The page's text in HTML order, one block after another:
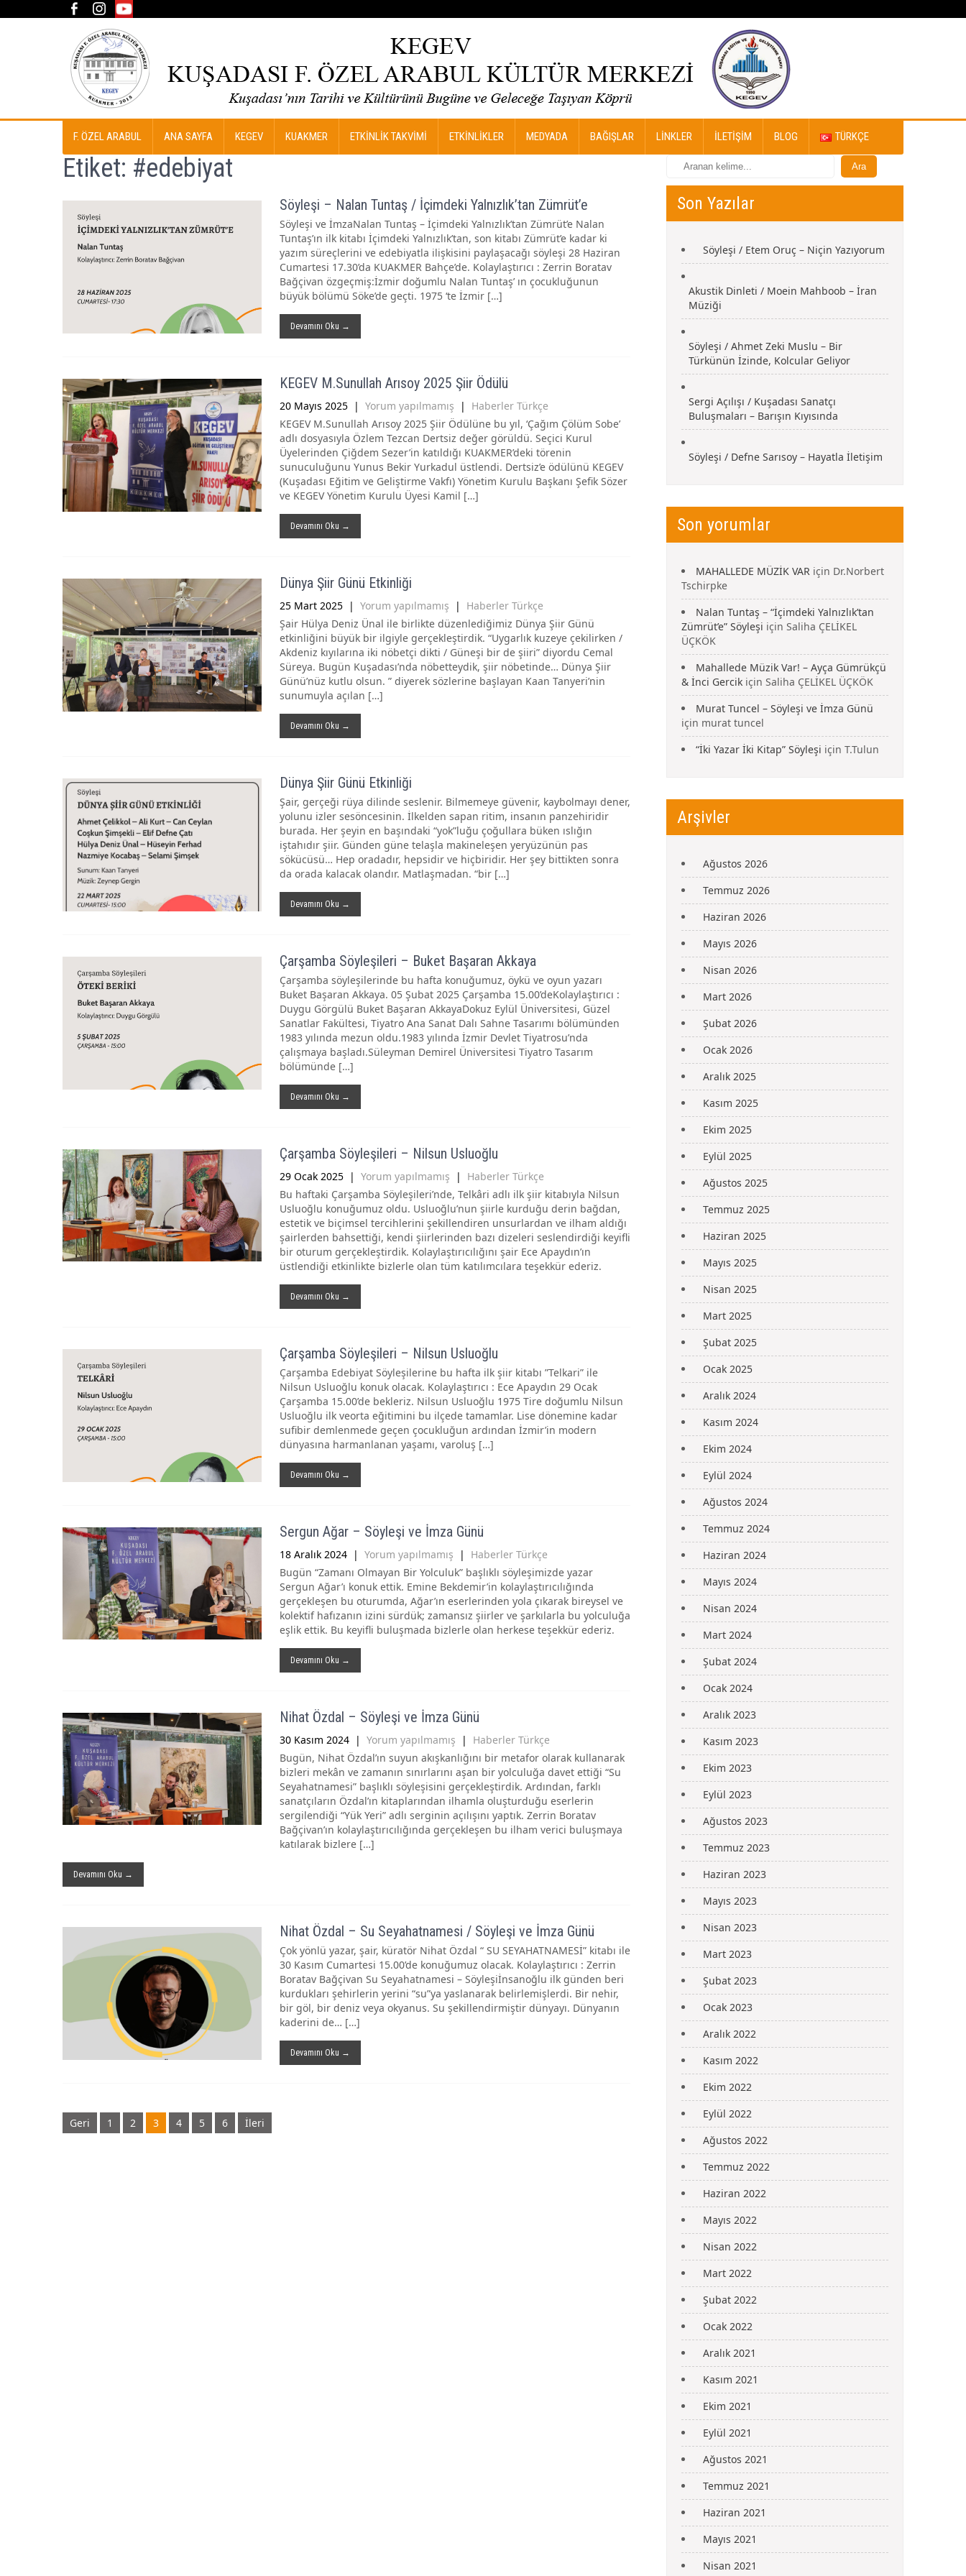
F. ÖZEL ARABUL ANA SAYFA KEGEV KUAKMER ETKİNLİK TAKVİMİ ETKİNLİKLER MEDYADA BAĞIŞLAR LINKLER İLETIŞIM BLOG TÜRKÇE
Etiket: #edebiyat
Söyleşi – Nalan Tuntaş / İçimdeki Yalnızlık’tan Zümrüt’e
Söyleşi ve İmzaNalan Tuntaş – İçimdeki Yalnızlık’tan Zümrüt’e Nalan
Tuntaş’ın ilk kitabı İçimdeki Yalnızlık’tan, son kitabı Zümrüt’e kadar ki
yazım süreçlerini ve edebiyatla ilişkisini paylaşacağı söyleşi 28 Haziran
Cumartesi 17.30’da KUAKMER Bahçe’de. Kolaylaştırıcı : Zerrin Boratav
Bağçivan özgeçmiş:İzmir doğumlu Nalan Tuntaş’ ın çocukluğunun
büyük bölümü Söke’de geçti. 1975 ‘te İzmir […]
Devamını Oku →
KEGEV M.Sunullah Arısoy 2025 Şiir Ödülü
20 Mayıs 2025 | Yorum yapılmamış | Haberler Türkçe
KEGEV M.Sunullah Arısoy 2025 Şiir Ödülüne bu yıl, ‘Çağım Çölüm Sobe’
adlı dosyasıyla Özlem Tezcan Dertsiz değer görüldü. Seçici Kurul
Üyelerinden Çiğdem Sezer’in katıldığı KUAKMER’deki törenin
sunuculuğunu Yunus Bekir Yurkadul üstlendi. Dertsiz’e ödülünü KEGEV
(Kuşadası Eğitim ve Geliştirme Vakfı) Yönetim Kurulu Başkanı Şefik Sözer
ve KEGEV Yönetim Kurulu Üyesi Kamil […]
Devamını Oku →
Dünya Şiir Günü Etkinliği
25 Mart 2025 | Yorum yapılmamış | Haberler Türkçe
Şair Hülya Deniz Ünal ile birlikte düzenlediğimiz Dünya Şiir Günü
etkinliğini büyük bir ilgiyle gerçekleştirdik. “Uygarlık kuzeye çekilirken /
Akdeniz kıyılarına iki nöbetçi dikti / Güneşi bir de şiiri” diyordu Cemal
Süreya. Bugün Kuşadası’nda nöbetteydik, şiir nöbetinde… Dünya Şiir
Günü’nüz kutlu olsun. ” diyerek sözlerine başlayan Kaan Tanyeri’nin
sunumuyla açılan […]
Devamını Oku →
Dünya Şiir Günü Etkinliği
Şair, gerçeği rüya dilinde seslenir. Bilmemeye güvenir, kaybolmayı dener,
yolunu izler sesöncesinin. İlkelden sapan ritim, insanın panzehiridir
burada. Her şeyin en başındaki “yok”luğu çoğullara büken ıslığın
iştahıdır şiir. Günden güne telaşla makineleşen yeryüzünün pas
sökücüsü… Hep oradadır, hepsidir ve hiçbiridir. Her şey bittikten sonra
da orada kalacak olandır. Matlaşmadan. “bir […]
Devamını Oku →
Çarşamba Söyleşileri – Buket Başaran Akkaya
Çarşamba söyleşilerinde bu hafta konuğumuz, öykü ve oyun yazarı
Buket Başaran Akkaya. 05 Şubat 2025 Çarşamba 15.00’deKolaylaştırıcı :
Duygu Görgülü Buket Başaran AkkayaDokuz Eylül Üniversitesi, Güzel
Sanatlar Fakültesi, Tiyatro Ana Sanat Dalı Sahne Tasarımı bölümünden
1983 yılında mezun oldu.1983 yılında İzmir Devlet Tiyatrosu’nda
çalışmaya başladı.Süleyman Demirel Üniversitesi Tiyatro Tasarım
bölümünde […]
Devamını Oku →
Çarşamba Söyleşileri – Nilsun Usluoğlu
29 Ocak 2025 | Yorum yapılmamış | Haberler Türkçe
Bu haftaki Çarşamba Söyleşileri’nde, Telkâri adlı ilk şiir kitabıyla Nilsun
Usluoğlu konuğumuz oldu. Usluoğlu’nun şiirle kurduğu derin bağdan,
estetik ve biçimsel tercihlerini şekillendiren unsurlardan ve ilham aldığı
şairlerden bahsettiği, kendi şiirlerinden bazı dizeleri seslendirdiği keyifli
bir oturum gerçekleştirdik. Kolaylaştırıcılığını şair Ece Apaydın’ın
üstlendiği etkinlikte bizlerle olan tüm katılımcılara teşekkür ederiz.
Devamını Oku →
Çarşamba Söyleşileri – Nilsun Usluoğlu
Çarşamba Edebiyat Söyleşilerine bu hafta ilk şiir kitabı ”Telkari” ile
Nilsun Usluoğlu konuk olacak. Kolaylaştırıcı : Ece Apaydın 29 Ocak
Çarşamba 15.00’de bekleriz. Nilsun Usluoğlu 1975 Tire doğumlu Nilsun
Usluoğlu ilk veorta eğitimini bu ilçede tamamlar. Lise dönemine kadar
sufibir demlenmede geçen çocukluğun ardından İzmir’in modern
dünyasına harmanlanan yaşamı, varoluş […]
Devamını Oku →
Sergun Ağar – Söyleşi ve İmza Günü
18 Aralık 2024 | Yorum yapılmamış | Haberler Türkçe
Bugün “Zamanı Olmayan Bir Yolculuk” başlıklı söyleşimizde yazar
Sergun Ağar’ı konuk ettik. Emine Bekdemir’in kolaylaştırıcılığında
gerçekleşen bu oturumda, Ağar’ın eserlerinden yola çıkarak bireysel ve
kolektif hafızanın izini sürdük; zamansız şiirler ve şarkılarla bu yolculuğa
eşlik ettik. Bu keyifli buluşmada bizlerle olan herkese teşekkür ederiz.
Devamını Oku →
Nihat Özdal – Söyleşi ve İmza Günü
30 Kasım 2024 | Yorum yapılmamış | Haberler Türkçe
Bugün, Nihat Özdal’ın suyun akışkanlığını bir metafor olarak kullanarak
bizleri mekân ve zamanın sınırlarını aşan bir yolculuğa davet ettiği “Su
Seyahatnamesi” başlıklı söyleşisini gerçekleştirdik. Ardından, farklı
sanatçıların Özdal’ın kitaplarından ilhamla oluşturduğu eserlerin
sergilendiği “Yük Yeri” adlı serginin açılışını yaptık. Zerrin Boratav
Bağçivan’ın kolaylaştırıcılığında gerçekleşen bu ilham verici buluşmaya
katılarak bizlere […]
Devamını Oku →
Nihat Özdal – Su Seyahatnamesi / Söyleşi ve İmza Günü
Çok yönlü yazar, şair, küratör Nihat Özdal “ SU SEYAHATNAMESİ” kitabı ile
30 Kasım Cumartesi 15.00’de konuğumuz olacak. Kolaylaştırıcı : Zerrin
Boratav Bağçivan Su Seyahatnamesi – Söyleşiİnsanoğlu ilk günden beri
kurdukları şehirlerin yerini “su”ya yaslanarak belirlemişlerdi. Bir nehir,
bir göl, bir deniz veya okyanus. Su şekillendirmiştir dünyayı. Dünyanın
kaderini de… […]
Devamını Oku →
Gönderi
navigasyonu
Geri 1 2 3 4 5 6 İleri
Son Yazılar
Söyleşi / Etem Oruç – Niçin Yazıyorum
Akustik Dinleti / Moein Mahboob – İran
Müziği
Söyleşi / Ahmet Zeki Muslu – Bir
Türkünün İzinde, Kolcular Geliyor
Sergi Açılışı / Kuşadası Sanatçı
Buluşmaları – Barışın Kıyısında
Söyleşi / Defne Sarısoy – Hayatla İletişim
Son yorumlar
MAHALLEDE MÜZİK VAR için Dr.Norbert
Tschirpke
Nalan Tuntaş – “İçimdeki Yalnızlık’tan
Zümrüt’e” Söyleşi için Saliha ÇELİKEL
ÜÇKÖK
Mahallede Müzik Var! – Ayça Gümrükçü
& İnci Gercik için Saliha ÇELİKEL ÜÇKÖK
Murat Tuncel – Söyleşi ve İmza Günü
için murat tuncel
“İki Yazar İki Kitap” Söyleşi için T.Tulun
Arşivler
Ağustos 2026
Temmuz 2026
Haziran 2026
Mayıs 2026
Nisan 2026
Mart 2026
Şubat 2026
Ocak 2026
Aralık 2025
Kasım 2025
Ekim 2025
Eylül 2025
Ağustos 2025
Temmuz 2025
Haziran 2025
Mayıs 2025
Nisan 2025
Mart 2025
Şubat 2025
Ocak 2025
Aralık 2024
Kasım 2024
Ekim 2024
Eylül 2024
Ağustos 2024
Temmuz 2024
Haziran 2024
Mayıs 2024
Nisan 2024
Mart 2024
Şubat 2024
Ocak 2024
Aralık 2023
Kasım 2023
Ekim 2023
Eylül 2023
Ağustos 2023
Temmuz 2023
Haziran 2023
Mayıs 2023
Nisan 2023
Mart 2023
Şubat 2023
Ocak 2023
Aralık 2022
Kasım 2022
Ekim 2022
Eylül 2022
Ağustos 2022
Temmuz 2022
Haziran 2022
Mayıs 2022
Nisan 2022
Mart 2022
Şubat 2022
Ocak 2022
Aralık 2021
Kasım 2021
Ekim 2021
Eylül 2021
Ağustos 2021
Temmuz 2021
Haziran 2021
Mayıs 2021
Nisan 2021